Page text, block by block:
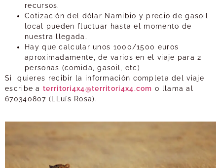
recursos.
Cotización del dólar Namibio y precio de gasoil
local pueden fluctuar hasta el momento de
nuestra llegada.
Hay que calcular unos 1000/1500 euros
aproximadamente, de varios en el viaje para 2
personas (comida, gasoil, etc)
Si quieres recibir la información completa del viaje
escribe a territori4x4@territori4x4.com o llama al
670340807 (LLuís Rosa).